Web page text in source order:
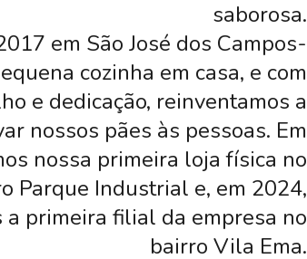
saborosa.
em São José dos Campos-
cozinha em casa, e com
e dedicação, reinventamos a
nossos pães às pessoas. Em
nossa primeira loja física no
Parque Industrial e, em 2024,
a primeira filial da empresa no
bairro Vila Ema.